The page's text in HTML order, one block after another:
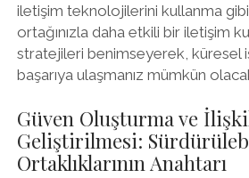
iletişim teknolojilerini kullanma
ortağınızla daha etkili bir iletişim
stratejileri benimseyerek, küresel
başarıya ulaşmanız mümkün
Güven Oluşturma ve
Geliştirilmesi:
Ortaklıklarının Anahtarı